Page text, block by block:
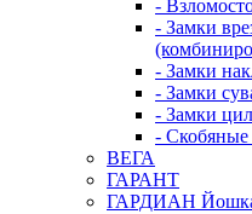
-
- Замки
- Замки
- Замки
- Замки
- Скобяные
ВЕГА
ГАРАНТ
ГАРДИАН